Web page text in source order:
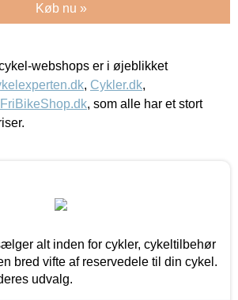
Køb nu »
webshops er i øjeblikket
, Cykler.dk,
FriBikeShop.dk, som alle har et stort
alt inden for cykler, cykeltilbehør
bred vifte af reservedele til din cykel.
udvalg.